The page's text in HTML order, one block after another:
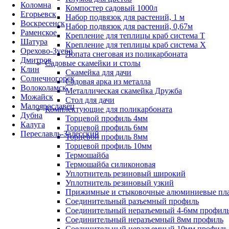
Коломна
Егорьевск
Воскресенск
Раменское
Шатура
Орехово-Зуево
Дмитров
Клин
Солнечногорск
Волоколамск
Можайск
Малоярославец
Дубна
Калуга
Переславль-Залесский
Компостер садовый 1000л
Набор подвязок для растений, 1 м
Набор подвязок для растений, 0,67м
Крепление для теплицы краб система Т
Крепление для теплицы краб система Х
Лопата снеговая из поликарбоната
Садовые скамейки и столы
Скамейка для дачи
Садовая арка из металла
Металлическая скамейка Дружба
Стол для дачи
Комплектующие для поликарбоната
Торцевой профиль 4мм
Торцевой профиль 6мм
Торцевой профиль 8мм
Торцевой профиль 10мм
Термошайба
Термошайба силиконовая
Уплотнитель резиновый широкий
Уплотнитель резиновый узкий
Прижимные и стыковочные алюминиевые
Соединительный разъемный профиль
Соединительный неразъемный 4-6мм
Соединительный неразъемный 8мм профиль